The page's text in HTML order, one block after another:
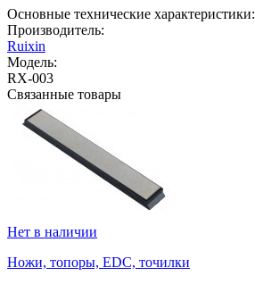
Основные технические характеристики:
Производитель:
Ruixin
Модель:
RX-003
Связанные товары
Нет в наличии
Ножи, топоры, EDC, точилки